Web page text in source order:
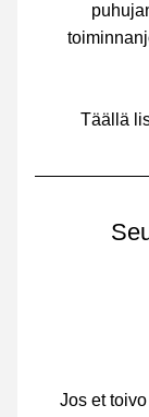
Täällä
Jos et